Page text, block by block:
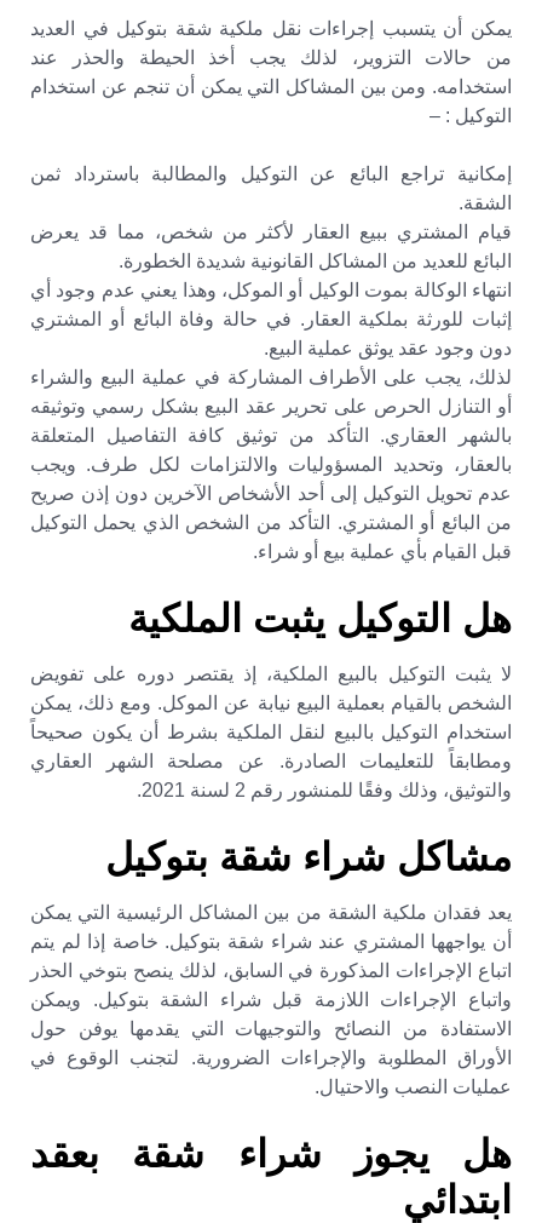
يمكن أن يتسبب إجراءات نقل ملكية شقة بتوكيل في العديد
من حالات التزوير، لذلك يجب أخذ الحيطة والحذر عند
استخدامه. ومن بين المشاكل التي يمكن أن تنجم عن استخدام
التوكيل : –
إمكانية تراجع البائع عن التوكيل والمطالبة باسترداد ثمن
الشقة.
قيام المشتري ببيع العقار لأكثر من شخص، مما قد يعرض
البائع للعديد من المشاكل القانونية شديدة الخطورة.
انتهاء الوكالة بموت الوكيل أو الموكل، وهذا يعني عدم وجود أي
إثبات للورثة بملكية العقار. في حالة وفاة البائع أو المشتري
دون وجود عقد يوثق عملية البيع.
لذلك، يجب على الأطراف المشاركة في عملية البيع والشراء
أو التنازل الحرص على تحرير عقد البيع بشكل رسمي وتوثيقه
بالشهر العقاري. التأكد من توثيق كافة التفاصيل المتعلقة
بالعقار، وتحديد المسؤوليات والالتزامات لكل طرف. ويجب
عدم تحويل التوكيل إلى أحد الأشخاص الآخرين دون إذن صريح
من البائع أو المشتري. التأكد من الشخص الذي يحمل التوكيل
قبل القيام بأي عملية بيع أو شراء.
هل التوكيل يثبت الملكية
لا يثبت التوكيل بالبيع الملكية، إذ يقتصر دوره على تفويض
الشخص بالقيام بعملية البيع نيابة عن الموكل. ومع ذلك، يمكن
استخدام التوكيل بالبيع لنقل الملكية بشرط أن يكون صحيحاً
ومطابقاً للتعليمات الصادرة. عن مصلحة الشهر العقاري
والتوثيق، وذلك وفقًا للمنشور رقم 2 لسنة 2021.
مشاكل شراء شقة بتوكيل
يعد فقدان ملكية الشقة من بين المشاكل الرئيسية التي يمكن
أن يواجهها المشتري عند شراء شقة بتوكيل. خاصة إذا لم يتم
اتباع الإجراءات المذكورة في السابق، لذلك ينصح بتوخي الحذر
واتباع الإجراءات اللازمة قبل شراء الشقة بتوكيل. ويمكن
الاستفادة من النصائح والتوجيهات التي يقدمها يوفن حول
الأوراق المطلوبة والإجراءات الضرورية. لتجنب الوقوع في
عمليات النصب والاحتيال.
هل يجوز شراء شقة بعقد
ابتدائي